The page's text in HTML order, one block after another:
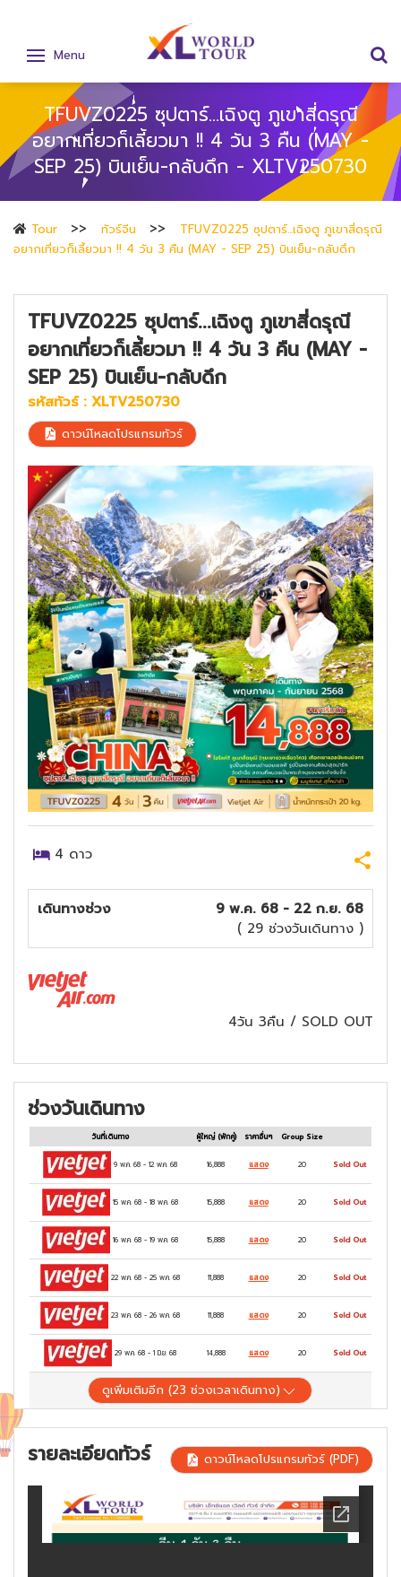
Menu
TFUVZ0225 ซุปตาร์...เฉิงตู ภูเขาสี่ดรุณี
อยากเที่ยวก็เลี้ยวมา !! 4 วัน 3 คืน (MAY -
SEP 25) บินเย็น-กลับดึก - XLTV250730
Tour ทัวร์จีน
TFUVZ0225 ซุปตาร์...เฉิงตู ภูเขาสี่ดรุณี
อยากเที่ยวก็เลี้ยวมา !! 4 วัน 3 คืน (MAY - SEP 25) บินเย็น-กลับดึก
TFUVZ0225 ซุปตาร์...เฉิงตู ภูเขาสี่ดรุณี
อยากเที่ยวก็เลี้ยวมา !! 4 วัน 3 คืน (MAY -
SEP 25) บินเย็น-กลับดึก
รหัสทัวร์ : XLTV250730
ดาวน์โหลดโปรแกรมทัวร์
4 ดาว
เดินทางช่วง
9 พ.ค. 68 - 22 ก.ย. 68
( 29 ช่วงวันเดินทาง )
4วัน 3คืน / SOLD OUT
ช่วงวันเดินทาง
วันที่เดินทาง ผู้ใหญ่ (พักคู่) ราคาอื่นๆ Group Size
9 พ.ค. 68 -12 พ.ค. 68 16,888 แสดง 20 Sold Out
15 พ.ค. 68 -18 พ.ค. 68 15,888 แสดง 20 Sold Out
16 พ.ค. 68 -19 พ.ค. 68 15,888 แสดง 20 Sold Out
22 พ.ค. 68 -25 พ.ค. 68 11,888 แสดง 20 Sold Out
23 พ.ค. 68 -26 พ.ค. 68 11,888 แสดง 20 Sold Out
29 พ.ค. 68 -1 มิ.ย. 68 14,888 แสดง 20 Sold Out
ดูเพิ่มเติมอีก (23 ช่วงเวลาเดินทาง)
รายละเอียดทัวร์ ดาวน์โหลดโปรแกรมทัวร์ (PDF)